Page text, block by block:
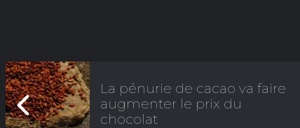
La pénurie de cacao va faire
augmenter le prix du
chocolat